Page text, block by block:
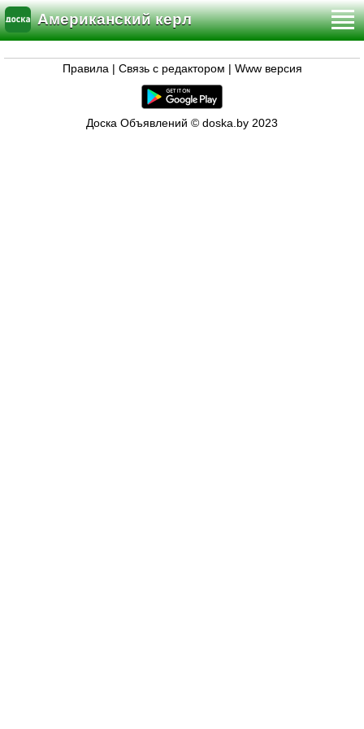
Американский керл
Правила Связь с редактором Www версия
Доска Объявлений © doska.by 2023